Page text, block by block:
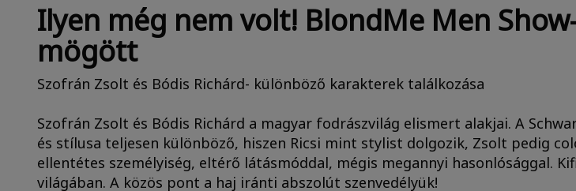
Ilyen még nem volt! BlondMe Men
mögött
Szofrán Zsolt és Bódis Richárd- különböző karakterek találkozása
Szofrán Zsolt és Bódis Richárd a magyar fodrászvilág elismert alakjai. A
és stílusa teljesen különböző, hiszen Ricsi mint stylist dolgozik, Zsolt pedig
ellentétes személyiség, eltérő látásmóddal, mégis megannyi hasonlósággal.
világában. A közös pont a haj iránti abszolút szenvedélyük!